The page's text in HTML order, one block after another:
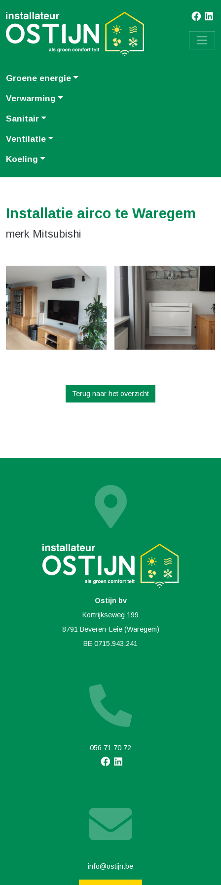
Groene energie
Verwarming
Sanitair
Ventilatie
Koeling
Installatie airco te Waregem
merk Mitsubishi
Terug naar het overzicht
Ostijn bv
Kortrijkseweg 199
8791 Beveren-Leie (Waregem)
BE 0715.943.241
056 71 70 72
info@ostijn.be